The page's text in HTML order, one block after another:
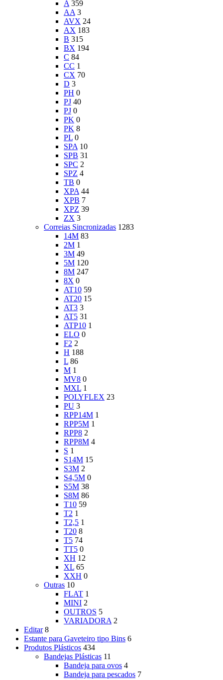
A 359
AA 3
AVX 24
AX 183
B 315
BX 194
C 84
CC 1
CX 70
D 3
PH 0
PJ 40
PJ 0
PK 0
PK 8
PL 0
SPA 10
SPB 31
SPC 2
SPZ 4
TB 0
XPA 44
XPB 7
XPZ 39
ZX 3
Correias Sincronizadas 1283
14M 83
2M 1
3M 49
5M 120
8M 247
8X 0
AT10 59
AT20 15
AT3 3
AT5 31
ATP10 1
ELO 0
F2 2
H 188
L 86
M 1
MV8 0
MXL 1
POLYFLEX 23
PU 3
RPP14M 1
RPP5M 1
RPP8 2
RPP8M 4
S 1
S14M 15
S3M 2
S4,5M 0
S5M 38
S8M 86
T10 59
T2 1
T2,5 1
T20 8
T5 74
TT5 0
XH 12
XL 65
XXH 0
Outras 10
FLAT 1
MINI 2
OUTROS 5
VARIADORA 2
Editar 8
Estante para Gaveteiro tipo Bins 6
Produtos Plásticos 434
Bandejas Plásticas 11
Bandeja para ovos 4
Bandeja para pescados 7